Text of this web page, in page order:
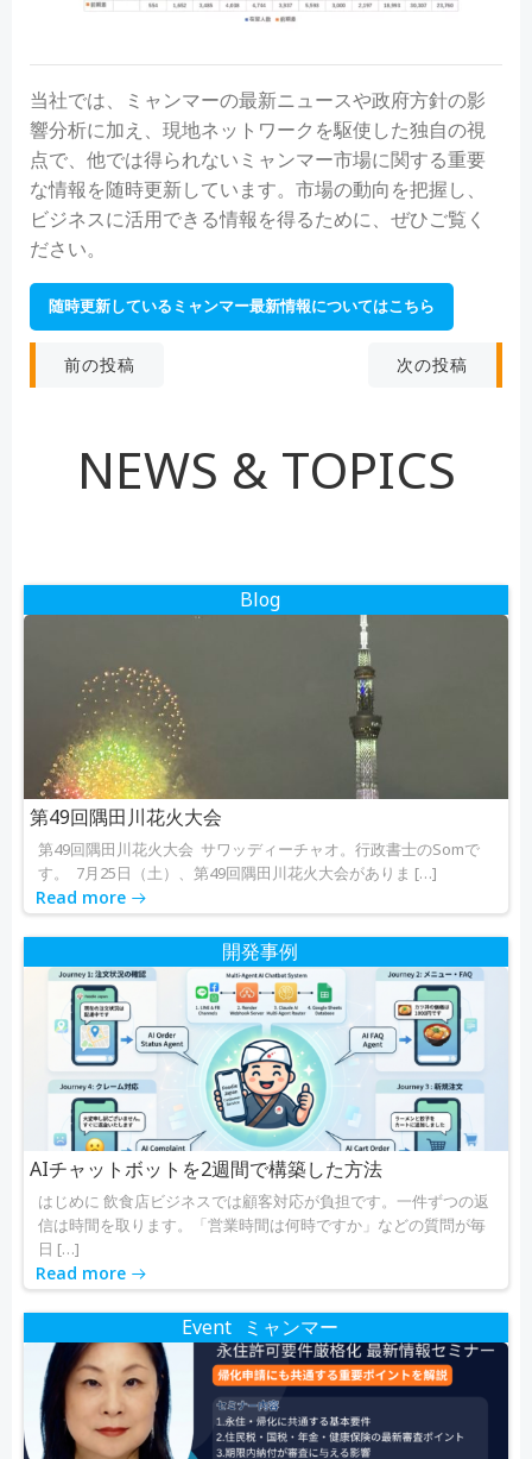
当社では、ミャンマーの最新ニュースや政府方針の影
響分析に加え、現地ネットワークを駆使した独自の視
点で、他では得られないミャンマー市場に関する重要
な情報を随時更新しています。市場の動向を把握し、
ビジネスに活用できる情報を得るために、ぜひご覧く
ださい。
随時更新しているミャンマー最新情報についてはこちら
投
ゲ
シ
ョ
ン
前の投稿
ナ
ゲ
ン
次の投稿
NEWS & TOPICS
Blog
第49回隅田川花火大会
第49回隅田川花火大会 サワッディーチャオ。行政書士のSomで
す。 7月25日（土）、第49回隅田川花火大会がありま […]
Read more
開発事例
AIチャットボットを2週間で構築した方法
はじめに 飲食店ビジネスでは顧客対応が負担です。一件ずつの返
信は時間を取ります。「営業時間は何時ですか」などの質問が毎
日 […]
Read more
Event ミャンマー